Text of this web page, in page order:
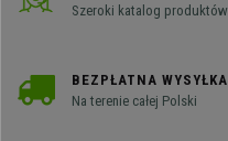
Szeroki katalog produktów
BEZPŁATNA
Na terenie całej Polski